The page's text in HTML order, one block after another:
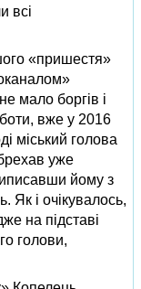
всі
«пришестя»
мало боргів і
вже у 2016
міський голова
уже
йому з
Як і очікувалось,
на підставі
голови,